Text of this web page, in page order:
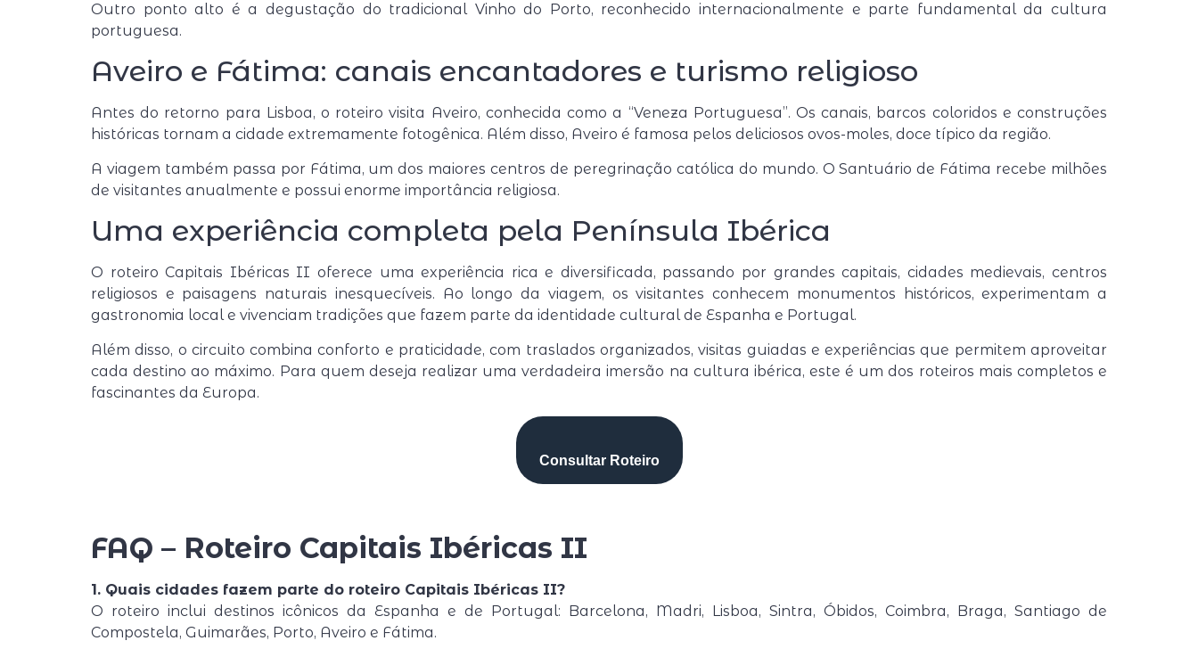
Outro ponto alto é a degustação do tradicional Vinho do Porto, reconhecido internacionalmente e parte fundamental da cultura
portuguesa.
Aveiro e Fátima: canais encantadores e turismo religioso
Antes do retorno para Lisboa, o roteiro visita Aveiro, conhecida como a “Veneza Portuguesa”. Os canais, barcos coloridos e construções
históricas tornam a cidade extremamente fotogênica. Além disso, Aveiro é famosa pelos deliciosos ovos-moles, doce típico da região.
A viagem também passa por Fátima, um dos maiores centros de peregrinação católica do mundo. OSantuário de Fátima recebe milhões
de visitantes anualmente e possui enorme importância religiosa.
Uma experiência completa pela Península Ibérica
O roteiro Capitais Ibéricas II oferece uma experiência rica e diversificada, passando por grandes capitais, cidades medievais, centros
religiosos e paisagens naturais inesquecíveis. Ao longo da viagem, os visitantes conhecem monumentos históricos, experimentam a
gastronomia local e vivenciam tradições que fazem parte da identidade cultural de Espanha e Portugal.
Além disso, o circuito combina conforto e praticidade, com traslados organizados, visitas guiadas e experiências que permitem aproveitar
cada destino ao máximo. Para quem deseja realizar uma verdadeira imersão na cultura ibérica, este é um dos roteiros mais completos e
fascinantes da Europa.
Consultar Roteiro
FAQ – Roteiro Capitais Ibéricas II
1. Quais cidades fazem parte do roteiro Capitais Ibéricas II?
O roteiro inclui destinos icônicos da Espanha e de Portugal: Barcelona, Madri, Lisboa, Sintra, Óbidos, Coimbra, Braga, Santiago de
Compostela, Guimarães, Porto, Aveiro e Fátima.